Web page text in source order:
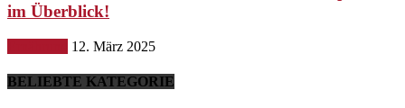
im Überblick!
12. März 2025
BELIEBTE KATEGORIE